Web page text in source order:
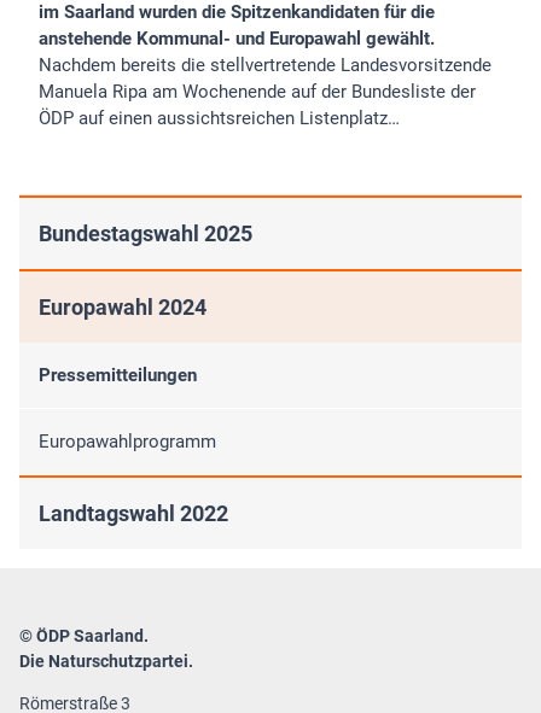
im Saarland wurden die Spitzenkandidaten für die
anstehende Kommunal- und Europawahl gewählt.
Nachdem bereits die stellvertretende Landesvorsitzende
Manuela Ripa am Wochenende auf der Bundesliste der
ÖDP auf einen aussichtsreichen Listenplatz…
Bundestagswahl 2025
Europawahl 2024
Pressemitteilungen
Europawahlprogramm
Landtagswahl 2022
© ÖDP Saarland.
Die Naturschutzpartei.
Römerstraße 3